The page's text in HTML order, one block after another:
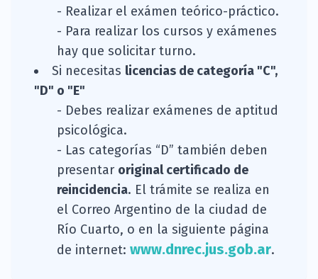
- Realizar el exámen teórico-práctico.
- Para realizar los cursos y exámenes
hay que solicitar turno.
Si necesitas licencias de categoría "C",
"D" o "E"
- Debes realizar exámenes de aptitud
psicológica.
- Las categorías “D” también deben
presentar original certificado de
reincidencia. El trámite se realiza en
el Correo Argentino de la ciudad de
Río Cuarto, o en la siguiente página
de internet: www.dnrec.jus.gob.ar.